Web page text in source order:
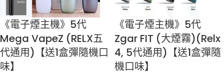
《電子煙主機》5代
Mega VapeZ (RELX五
代通用)【送1盒彈隨機口
味】
《電子煙主機》5代
Zgar FIT (大煙霧)(Relx
4, 5代通用)【送1盒彈隨
機口味】